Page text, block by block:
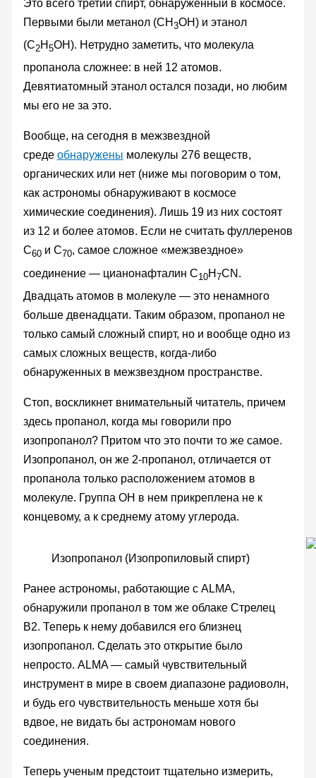
Это всего третий спирт, обнаруженный в космосе.
Первыми были метанол (CH 3OH) и этанол
(C2H 5OH). Нетрудно заметить, что молекула
пропанола сложнее: в ней 12 атомов.
Девятиатомный этанол остался позади, но любим
мы его не за это.
Вообще, на сегодня в межзвездной
среде обнаружены молекулы 276 веществ,
органических или нет (ниже мы поговорим о том,
как астрономы обнаруживают в космосе
химические соединения). Лишь 19 из них состоят
из 12 и более атомов. Если не считать фуллеренов
C60и C70, самое сложное «межзвездное»
соединение — цианонафталин C10H 7CN.
Двадцать атомов в молекуле — это ненамного
больше двенадцати. Таким образом, пропанол не
только самый сложный спирт, но и вообще одно из
самых сложных веществ, когда-либо
обнаруженных в межзвездном пространстве.
Стоп, воскликнет внимательный читатель, причем
здесь пропанол, когда мы говорили про
изопропанол? Притом что это почти то же самое.
Изопропанол, он же 2-пропанол, отличается от
пропанола только расположением атомов в
молекуле. Группа OH в нем прикреплена не к
концевому, а к среднему атому углерода.
Изопропанол (Изопропиловый спирт)
Ранее астрономы, работающие с ALMA,
обнаружили пропанол в том же облаке Стрелец
B2. Теперь к нему добавился его близнец
изопропанол. Сделать это открытие было
непросто. ALMA — самый чувствительный
инструмент в мире в своем диапазоне радиоволн,
и будь его чувствительность меньше хотя бы
вдвое, не видать бы астрономам нового
соединения.
Теперь ученым предстоит тщательно измерить,